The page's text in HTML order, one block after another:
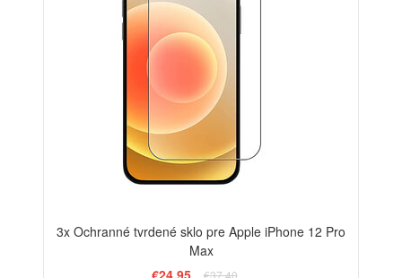
3x Ochranné tvrdené sklo pre Apple iPhone 12 Pro
Max
€24,95
€37,40